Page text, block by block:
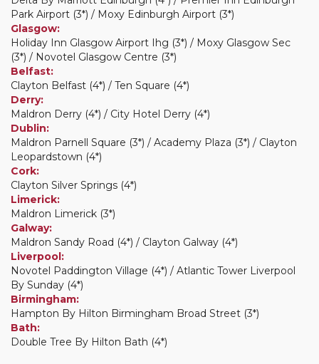
Park Airport (3*) / Moxy Edinburgh Airport (3*)
Glasgow:
Holiday Inn Glasgow Airport Ihg (3*) / Moxy Glasgow Sec
(3*) / Novotel Glasgow Centre (3*)
Belfast:
Clayton Belfast (4*) / Ten Square (4*)
Derry:
Maldron Derry (4*) / City Hotel Derry (4*)
Dublin:
Maldron Parnell Square (3*) / Academy Plaza (3*) / Clayton
Leopardstown (4*)
Cork:
Clayton Silver Springs (4*)
Limerick:
Maldron Limerick (3*)
Galway:
Maldron Sandy Road (4*) / Clayton Galway (4*)
Liverpool:
Novotel Paddington Village (4*) / Atlantic Tower Liverpool
By Sunday (4*)
Birmingham:
Hampton By Hilton Birmingham Broad Street (3*)
Bath:
Double Tree By Hilton Bath (4*)